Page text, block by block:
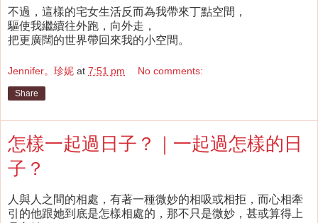
不過，這樣的宅女生活反而為我帶來丁點空間，
驅使我繼續往外跑，向外走，
把更廣闊的世界帶回來我的小空間。
Jennifer。珍妮 at 7:51 pm No comments:
Share
怎樣一起過日子？｜一起過怎樣的日
子？
人與人之間的相處，有著一種微妙的相吸或相拒，而心相牽
引的他跟她到底是怎樣相處的，那不只是微妙，甚或算得上